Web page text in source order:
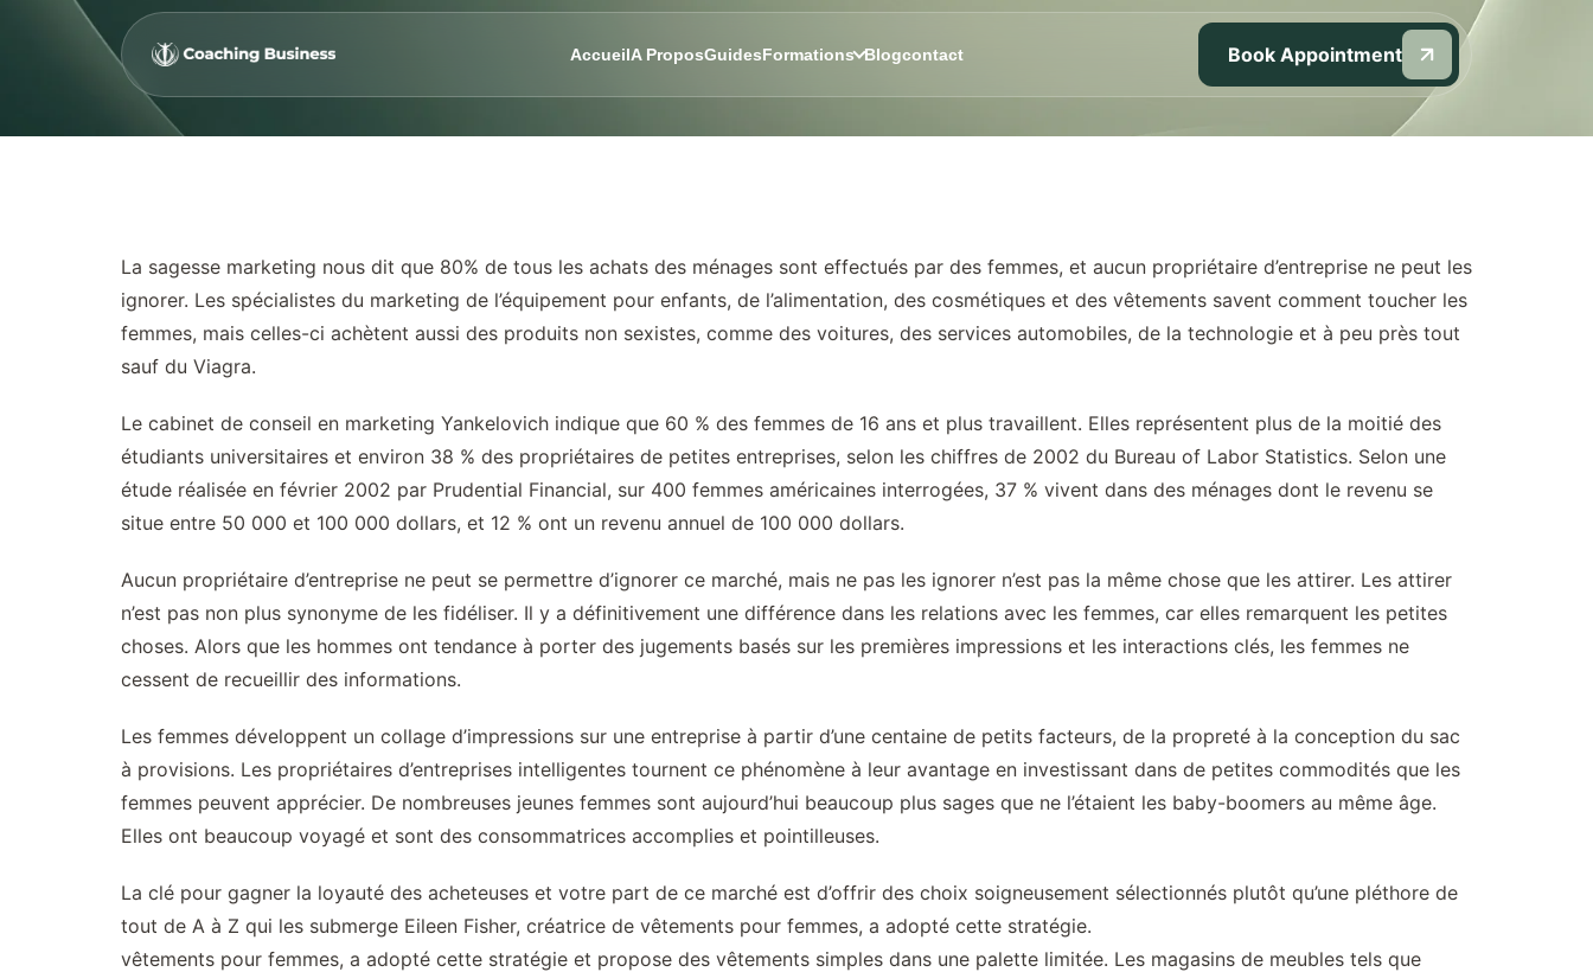
AccueilA ProposGuidesFormations Blogcontact Book Appointment
La sagesse marketing nous dit que 80% de tous les achats des ménages sont effectués par des femmes, et aucun propriétaire d’entreprise ne peut les
ignorer. Les spécialistes du marketing de l’équipement pour enfants, de l’alimentation, des cosmétiques et des vêtements savent comment toucher les
femmes, mais celles-ci achètent aussi des produits non sexistes, comme des voitures, des services automobiles, de la technologie et à peu près tout
sauf du Viagra.
Le cabinet de conseil en marketing Yankelovich indique que 60 % des femmes de 16 ans et plus travaillent. Elles représentent plus de la moitié des
étudiants universitaires et environ 38 % des propriétaires de petites entreprises, selon les chiffres de 2002 du Bureau of Labor Statistics. Selon une
étude réalisée en février 2002 par Prudential Financial, sur 400 femmes américaines interrogées, 37 % vivent dans des ménages dont le revenu se
situe entre 50 000 et 100 000 dollars, et 12 % ont un revenu annuel de 100 000 dollars.
Aucun propriétaire d’entreprise ne peut se permettre d’ignorer ce marché, mais ne pas les ignorer n’est pas la même chose que les attirer. Les attirer
n’est pas non plus synonyme de les fidéliser. Il y a définitivement une différence dans les relations avec les femmes, car elles remarquent les petites
choses. Alors que les hommes ont tendance à porter des jugements basés sur les premières impressions et les interactions clés, les femmes ne
cessent de recueillir des informations.
Les femmes développent un collage d’impressions sur une entreprise à partir d’une centaine de petits facteurs, de la propreté à la conception du sac
à provisions. Les propriétaires d’entreprises intelligentes tournent ce phénomène à leur avantage en investissant dans de petites commodités que les
femmes peuvent apprécier. De nombreuses jeunes femmes sont aujourd’hui beaucoup plus sages que ne l’étaient les baby-boomers au même âge.
Elles ont beaucoup voyagé et sont des consommatrices accomplies et pointilleuses.
La clé pour gagner la loyauté des acheteuses et votre part de ce marché est d’offrir des choix soigneusement sélectionnés plutôt qu’une pléthore de
tout de A à Z qui les submerge Eileen Fisher, créatrice de vêtements pour femmes, a adopté cette stratégie.
vêtements pour femmes, a adopté cette stratégie et propose des vêtements simples dans une palette limitée. Les magasins de meubles tels que